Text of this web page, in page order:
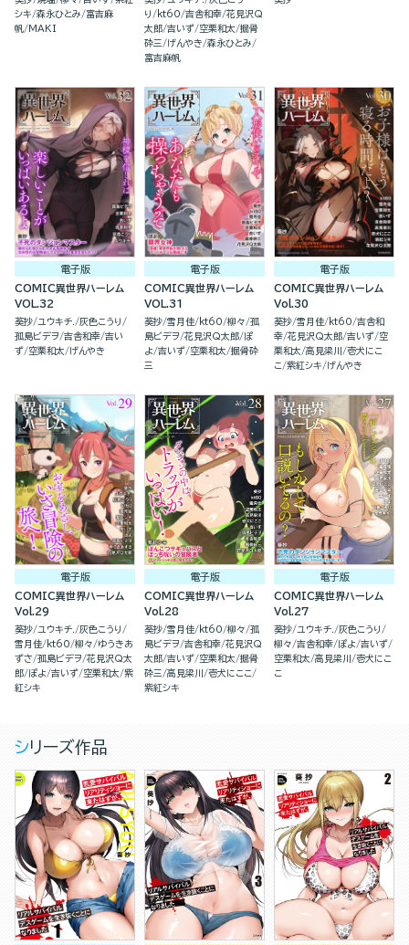
シキ 森永ひとみ
富吉麻
帆
MAKI
り
kt60 吉舎和幸 花見沢Q
太郎 吉いず 空栗和太 掘骨
砕三
げんやき 森永ひとみ
富吉麻帆
電子版
COMIC異世界ハーレム
VOL.32
葵抄 ユウキチ.
灰色こうり
孤島ビデヲ 吉舎和幸 吉い
ず 空栗和太 げんやき
電子版
COMIC異世界ハーレム
VOL.31
葵抄 雪月佳 kt60 柳々 孤
島ビデヲ 花見沢Q太郎 ぽ
よ 吉いず 空栗和太 掘骨砕
三
電子版
COMIC異世界ハーレム
Vol.30
葵抄 雪月佳 kt60 吉舎和
幸 花見沢Q太郎 吉いず 空
栗和太 高見梁川
壱犬にこ
こ 紫紅シキ げんやき
電子版
COMIC異世界ハーレム
Vol.29
葵抄 ユウキチ.
灰色こうり
雪月佳
kt60 柳々
ゆうきあ
ずさ 孤島ビデヲ 花見沢Q太
郎 ぽよ 吉いず 空栗和太 紫
紅シキ
電子版
COMIC異世界ハーレム
Vol.28
葵抄 雪月佳 kt60 柳々 孤
島ビデヲ 吉舎和幸 花見沢Q
太郎 吉いず 空栗和太 掘骨
砕三 高見梁川
壱犬にここ
紫紅シキ
電子版
COMIC異世界ハーレム
Vol.27
葵抄 ユウキチ.
灰色こうり
柳々 吉舎和幸 ぽよ 吉いず
空栗和太 高見梁川
壱犬にこ
こ
シリーズ作品